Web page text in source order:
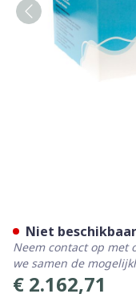
€ 2.162,71
Niet beschikbaar
Neem contact op met
we samen de